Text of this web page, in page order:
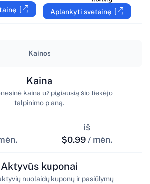
Aplankyti svetainę
Kainos
Kaina
kaina už pigiausią šio tiekėjo
talpinimo planą.
iš
$0.99 / mėn.
Aktyvūs kuponai
nuolaidų kuponų ir pasiūlymų